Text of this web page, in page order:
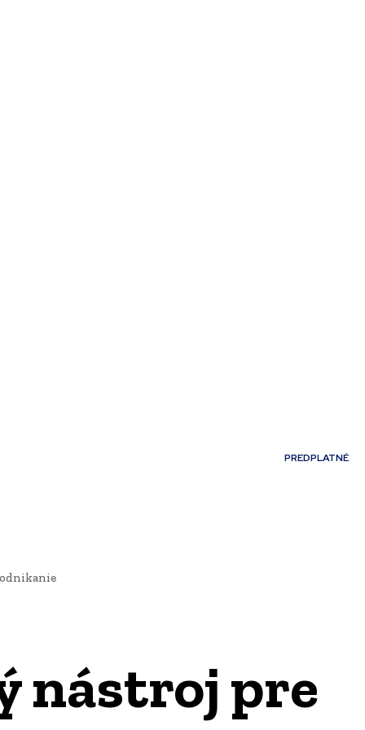
PREDPLATNÉ
nástroj pre